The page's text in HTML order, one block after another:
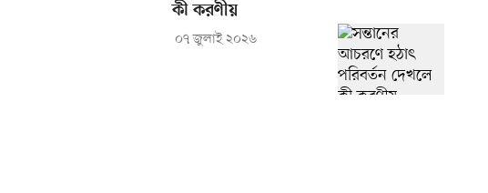
কী করণীয়
০৭ জুলাই ২০২৬